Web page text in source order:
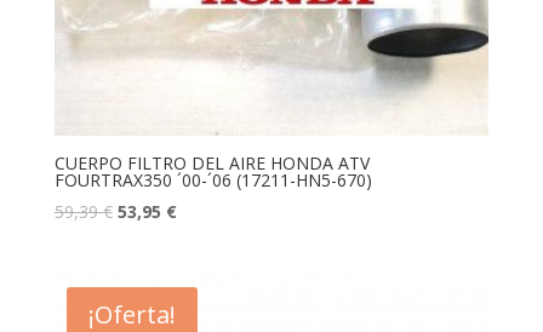
CUERPO FILTRO DEL AIRE HONDA ATV
FOURTRAX350 ´00-´06 (17211-HN5-670)
59,39€ 53,95 €
¡Oferta!